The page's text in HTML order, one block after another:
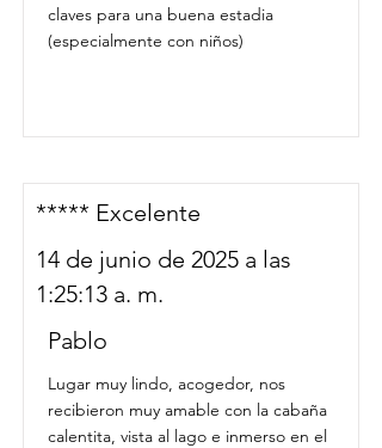
claves para una buena estadia
(especialmente con niños)
***** Excelente
14 de junio de 2025 a las
1:25:13 a. m.
Pablo
Lugar muy lindo, acogedor, nos
recibieron muy amable con la cabaña
calentita, vista al lago e inmerso en el